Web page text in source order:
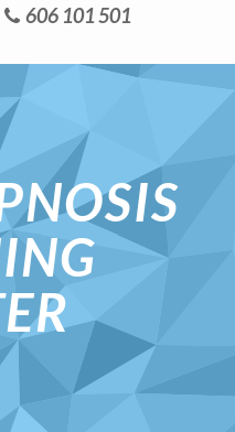
606 101 501